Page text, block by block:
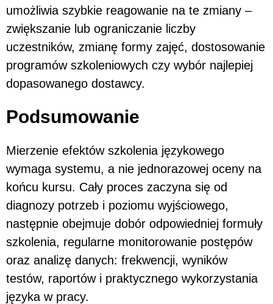
umożliwia szybkie reagowanie na te zmiany –
zwiększanie lub ograniczanie liczby
uczestników, zmianę formy zajęć, dostosowanie
programów szkoleniowych czy wybór najlepiej
dopasowanego dostawcy.
Podsumowanie
Mierzenie efektów szkolenia językowego
wymaga systemu, a nie jednorazowej oceny na
końcu kursu. Cały proces zaczyna się od
diagnozy potrzeb i poziomu wyjściowego,
następnie obejmuje dobór odpowiedniej formuły
szkolenia, regularne monitorowanie postępów
oraz analizę danych: frekwencji, wyników
testów, raportów i praktycznego wykorzystania
języka w pracy.